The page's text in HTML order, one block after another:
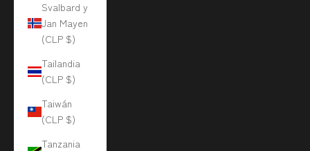
Svalbard y
Jan Mayen
(CLP $)
Tailandia
(CLP $)
Taiwán
(CLP $)
Tanzania